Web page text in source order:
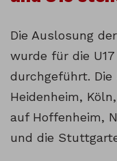
Die Auslosung
wurde für die U17
durchgeführt.
Heidenheim,
auf Hoffenheim,
und die